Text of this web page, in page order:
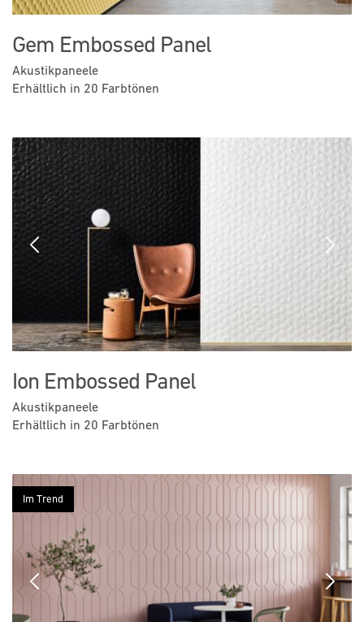
Gem Embossed Panel
Akustikpaneele
Erhältlich in 20 Farbtönen
Previous Next
Ion Embossed Panel
Akustikpaneele
Erhältlich in 20 Farbtönen
Previous Next
Im Trend